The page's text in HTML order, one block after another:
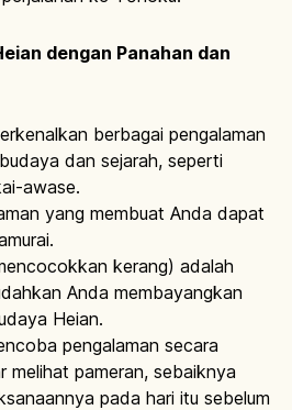
dengan Panahan dan
berbagai pengalaman
dan sejarah, seperti
awase.
yang membuat Anda dapat
kerang) adalah
Anda membayangkan
Heian.
pengalaman secara
melihat pameran, sebaiknya
pada hari itu sebelum